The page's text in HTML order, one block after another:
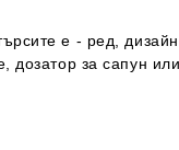
е - ред,
дозатор за сапун